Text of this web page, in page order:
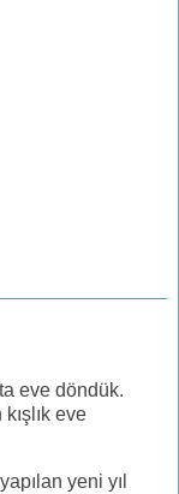
eve döndük.
eve
yeni yıl